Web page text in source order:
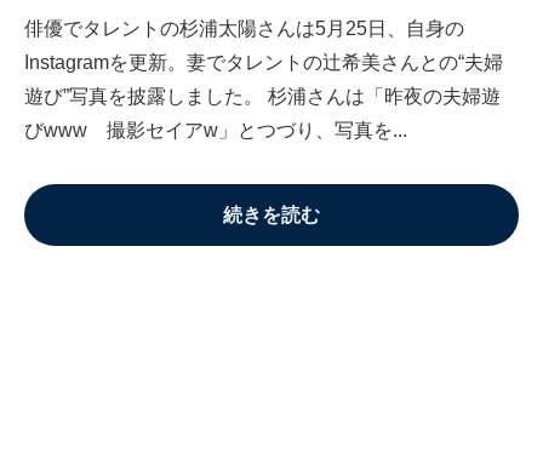
俳優でタレントの杉浦太陽さんは5月25日、自身の
Instagramを更新。妻でタレントの辻希美さんとの“夫婦
遊び”写真を披露しました。 杉浦さんは「昨夜の夫婦遊
びwww 撮影セイアw」とつづり、写真を...
続きを読む